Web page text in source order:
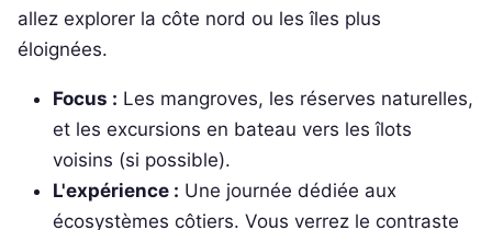
allez explorer la côte nord ou les îles plus
éloignées.
Focus : Les mangroves, les réserves naturelles,
et les excursions en bateau vers les îlots
voisins (si possible).
L'expérience : Une journée dédiée aux
écosystèmes côtiers. Vous verrez le contraste